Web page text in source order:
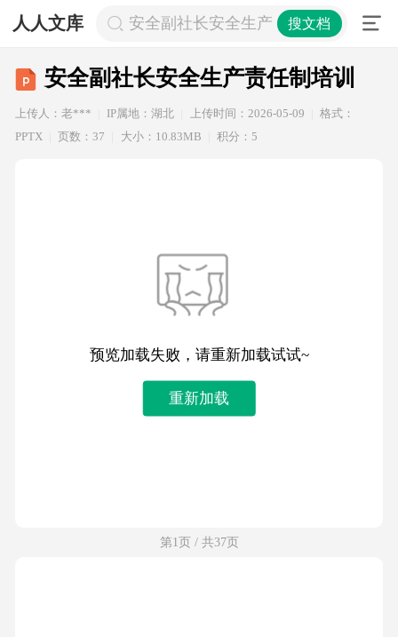
人人文库 安全副社长安全生产责任制培训
搜文档
安全副社长安全生产责任制培训
上传人：老*** IP属地：湖北 上传时间：2026-05-09
格式：
PPTX
页数：37 大小：10.83MB 积分：5
预览加载失败，请重新加载试试~
重新加载
第1页 / 共37页